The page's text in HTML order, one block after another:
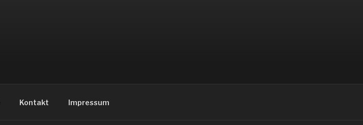
Kontakt Impressum